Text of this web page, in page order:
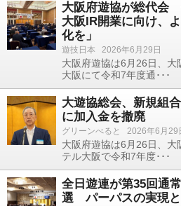
大阪府遊協が総代会
大阪IR開業に向け、
化を」
遊技日本 2026年6月29日
大阪府遊協は6月26日、
大阪にて令和7年度通･･･
大遊協総会、新規組
に加入金を撤廃
グリーンべると 2026年6月29
大阪府遊協は6月26日、大
テル大阪で令和7年度･･･
全日遊連が第35回通
選 パーパスの実現